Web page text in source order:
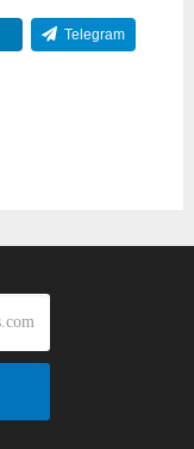
Telegram